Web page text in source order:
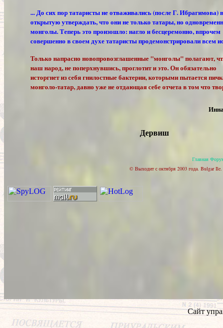
... До сих пор татаристы не отваживались (после Г. Ибрагимова) в
открытую утверждать, что они не только татары, но
монголы. Теперь это произошло: нагло и бесцеремонно, впрочем
совершенно в своем духе татаристы продемонстрировали всем
Только напрасно новопровозглашенные "монголы" полагают,
наш народ, не поперхнувшись, проглотит и это. Он обязательно
исторгнет из себя гнилостные бактерии, которыми пытается
монголо-татар, давно уже не отдающая себе отчета в том что
Дервиш
Главная
© Выходит с октября 2003 года. Bulgar Ile.
Сайт